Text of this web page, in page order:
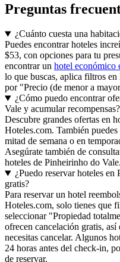
Preguntas
¿Cuánto cuesta una
Puedes encontrar hoteles
$53, con opciones para tu
encontrar un hotel económico
lo que buscas, aplica filtros
por "Precio (de menor a
¿Cómo puedo encontrar
Vale y acumular recompensas?
Descubre grandes ofertas en
Hoteles.com. También
mitad de semana o en
Asegúrate también de
hoteles de Pinheirinho do Vale.
¿Puedo reservar hoteles
gratis?
Para reservar un hotel
Hoteles.com, solo tienes que
seleccionar "Propiedad
ofrecen cancelación gratis,
necesitas cancelar. Algunos
24 horas antes del check-in,
de reservar.